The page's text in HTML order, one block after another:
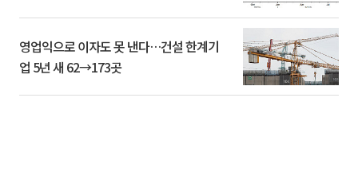
영업익으로 이자도 못 낸다…건설 한계기
업 5년 새 62→173곳